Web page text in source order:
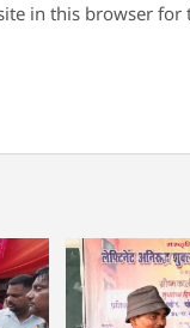
in this browser